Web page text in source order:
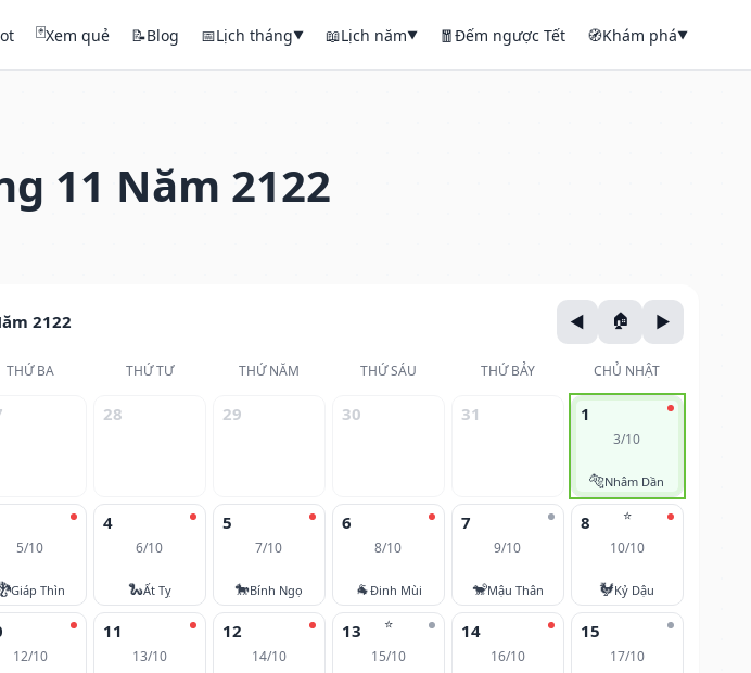
🃏Xem quẻ 📝Blog 📅Lịch tháng▼ 📖Lịch năm▼ 🧧Đếm ngược Tết 🧭Khám phá▼
11 Năm 2122
2122
THỨ BA THỨ TƯ THỨ NĂM THỨ SÁU THỨ BẢY CHỦ NHẬT
28 29 30 31 1
3/10
🐅Nhâm Dần
5/10
Giáp Thìn
4
6/10
🐍Ất Tỵ
5
7/10
🐎Bính Ngọ
6
8/10
🐐Đinh Mùi
7
9/10
🐒Mậu Thân
⭐
8
10/10
🐓Kỷ Dậu
12/10
11
13/10
12
14/10
⭐
13
15/10
14
16/10
15
17/10